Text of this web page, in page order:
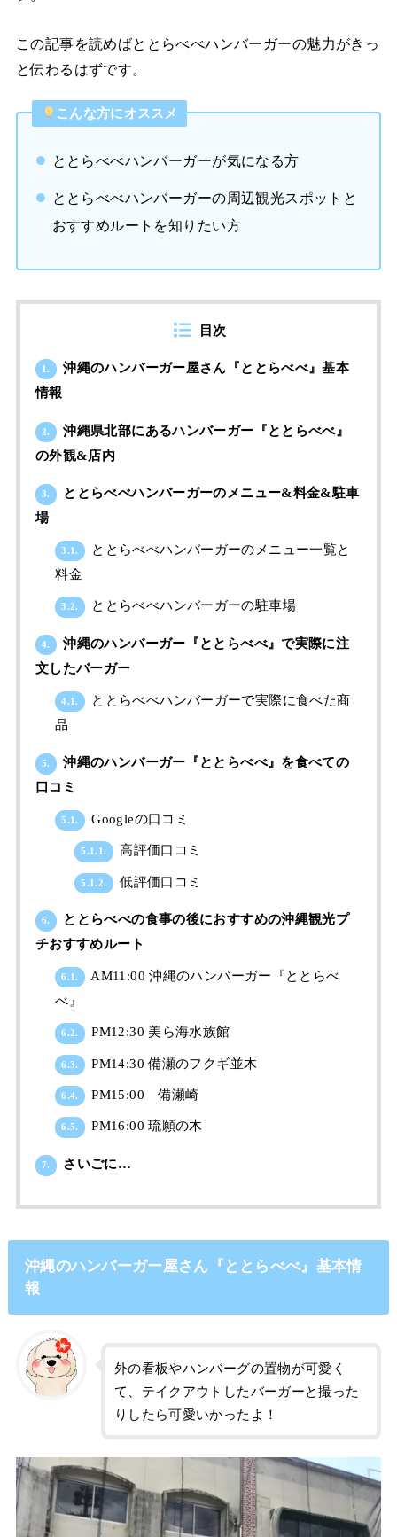
この記事を読めばととらべべハンバーガーの魅力がきっ
と伝わるはずです。
こんな方にオススメ
ととらべべハンバーガーが気になる方
ととらべべハンバーガーの周辺観光スポットと
おすすめルートを知りたい方
目次
1.
沖縄のハンバーガー屋さん『ととらべべ』基本
情報
2.
沖縄県北部にあるハンバーガー『ととらべべ』
の外観&店内
3.
ととらべべハンバーガーのメニュー&料金&駐車
場
3.1.
ととらべべハンバーガーのメニュー一覧と
料金
3.2. ととらべべハンバーガーの駐車場
4.
沖縄のハンバーガー『ととらべべ』で実際に注
文したバーガー
4.1.
ととらべべハンバーガーで実際に食べた商
品
5.
沖縄のハンバーガー『ととらべべ』を食べての
口コミ
5.1. Googleの口コミ
5.1.1. 高評価口コミ
5.1.2. 低評価口コミ
6.
ととらべべの食事の後におすすめの沖縄観光プ
チおすすめルート
6.1.
AM11:00 沖縄のハンバーガー『ととらべ
べ』
6.2. PM12:30 美ら海水族館
6.3. PM14:30 備瀬のフクギ並木
6.4. PM15:00 備瀬崎
6.5. PM16:00 琉願の木
7. さいごに…
沖縄のハンバーガー屋さん『ととらべべ』基本情
報
外の看板やハンバーグの置物が可愛く
て、テイクアウトしたバーガーと撮った
りしたら可愛いかったよ！